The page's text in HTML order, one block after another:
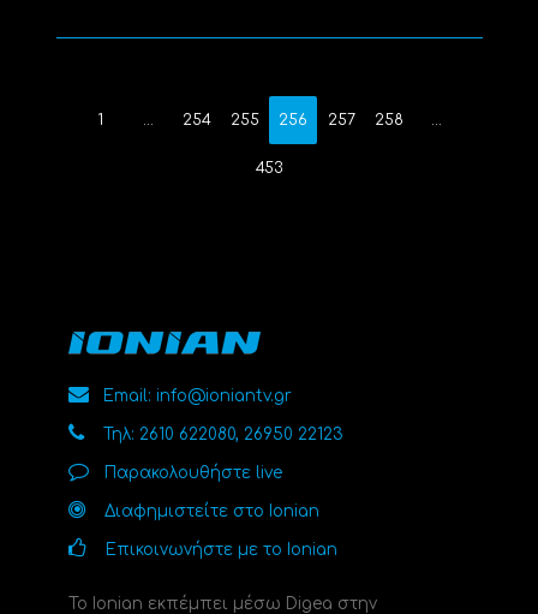
1 254 255 256 257 258
453
Email: info@ioniantv.gr
Τηλ: 2610 622080, 26950 22123
Παρακολουθήστε live
Διαφημιστείτε στο Ionian
Επικοινωνήστε με το Ionian
Το Ionian εκπέμπει μέσω Digea στην